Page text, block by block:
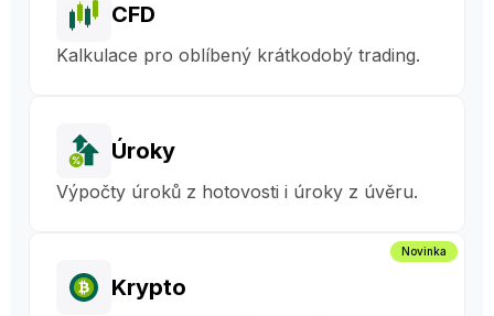
CFD
Kalkulace pro oblíbený krátkodobý trading.
Úroky
Výpočty úroků z hotovosti i úroky z úvěru.
Krypto
Novinka